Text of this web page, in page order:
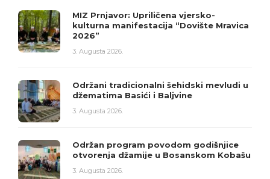
MIZ Prnjavor: Upriličena vjersko-
kulturna manifestacija “Dovište Mravica
2026”
3. Augusta 2026.
Održani tradicionalni šehidski mevludi u
džematima Basići i Baljvine
3. Augusta 2026.
Održan program povodom godišnjice
otvorenja džamije u Bosanskom Kobašu
3. Augusta 2026.